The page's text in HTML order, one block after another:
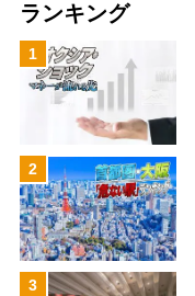
ランキング
1
2
3